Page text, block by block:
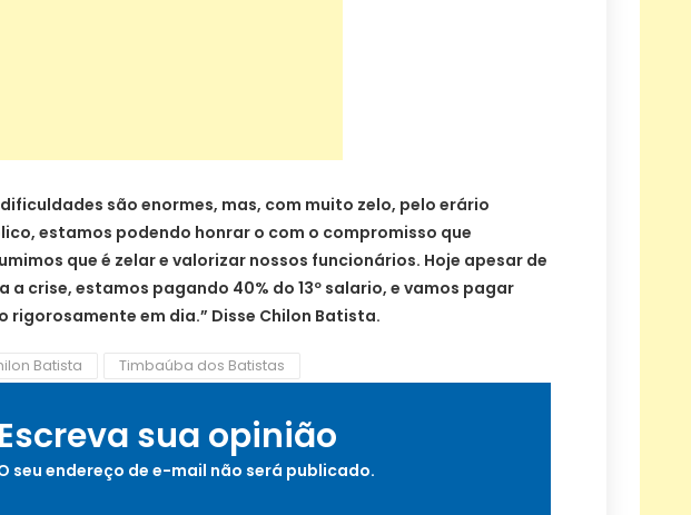
dificuldades são enormes, mas, com muito zelo, pelo erário
estamos podendo honrar o com o compromisso que
que é zelar e valorizar nossos funcionários. Hoje apesar de
a crise, estamos pagando 40% do 13º salario, e vamos pagar
rigorosamente em dia.” Disse Chilon Batista.
Batista Timbaúba dos Batistas
Escreva sua opinião
seu endereço de e-mail não será publicado.